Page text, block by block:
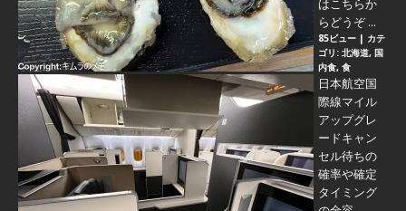
はこちらか
らどうぞ ...
85ビュー | カテ
ゴリ: 北海道, 国
内食, 食
日本航空国
際線マイル
アップグレ
ードキャン
セル待ちの
確率や確定
タイミング